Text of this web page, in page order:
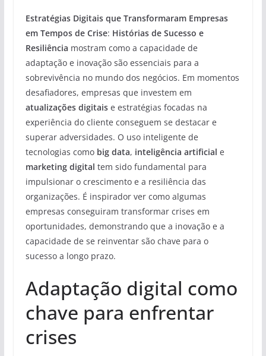
Estratégias Digitais que Transformaram Empresas
em Tempos de Crise: Histórias de Sucesso e
Resiliência mostram como a capacidade de
adaptação e inovação são essenciais para a
sobrevivência no mundo dos negócios. Em momentos
desafiadores, empresas que investem em
atualizações digitaise estratégias focadas na
experiência do cliente conseguem se destacar e
superar adversidades. O uso inteligente de
tecnologias como big data, inteligência artificial e
marketing digital tem sido fundamental para
impulsionar o crescimento e a resiliência das
organizações. É inspirador ver como algumas
empresas conseguiram transformar crises em
oportunidades, demonstrando que a inovação e a
capacidade de se reinventar são chave para o
sucesso a longo prazo.
Adaptação digital como
chave para enfrentar
crises